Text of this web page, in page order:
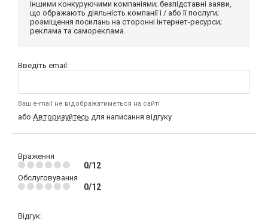
іншими конкуруючими компаніями; безпідставні заяви,
що ображають діяльність компанії і / або її послуги;
розміщення посилань на сторонні інтернет-ресурси;
реклама та самореклама.
Введіть email:
Ваш e-mail не відображатиметься на сайті
або Авторизуйтесь для написання відгуку
Враження
0/12
Обслуговування
0/12
Відгук: